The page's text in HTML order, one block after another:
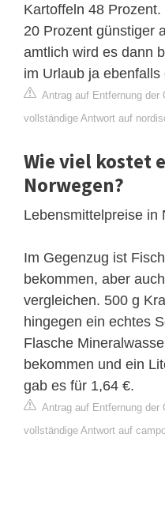
Kartoffeln 48
20 Prozent günstiger
amtlich wird es dann
im Urlaub ja
Antrag auf Entfernung der
vollständige Antwort auf
Wie viel kostet
Norwegen?
Lebensmittelpreise in
Im Gegenzug ist
bekommen, aber
vergleichen. 500 g
hingegen ein echtes
Flasche
bekommen und ein
gab es für 1,64 €.
Antrag auf Entfernung der
vollständige Antwort auf